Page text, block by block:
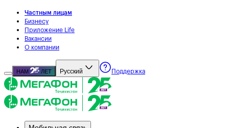
Частным лицам
Бизнесу
Приложение Life
Вакансии
О компании
НАМ ЛЕТ Русский Поддержка